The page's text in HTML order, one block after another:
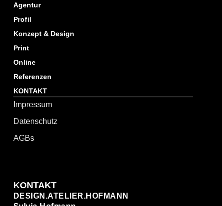
Agentur
Profil
Konzept & Design
Print
Online
Referenzen
KONTAKT
Impressum
Datenschutz
AGBs
KONTAKT
DESIGN.ATELIER.HOFMANN